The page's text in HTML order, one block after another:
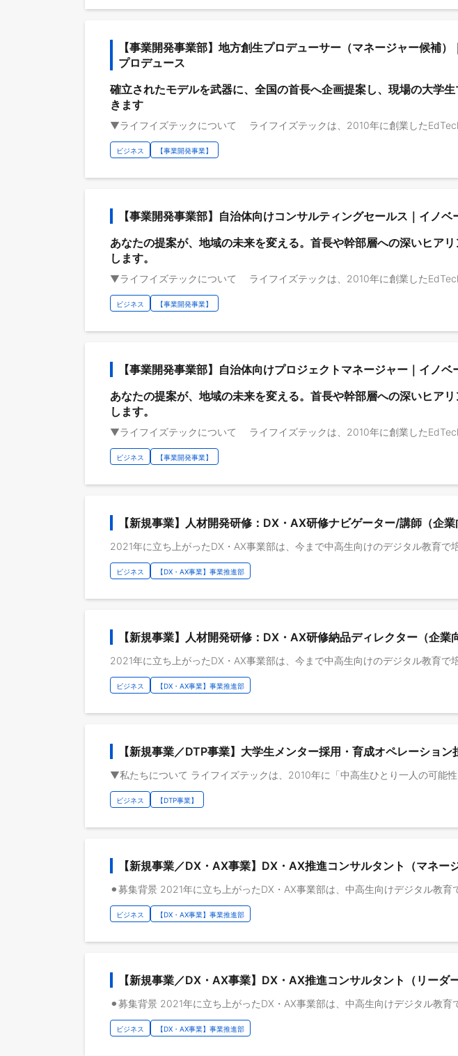
【事業開発事業部】地方創生プロデューサー（マネージャー候補
プロデュース
確立されたモデルを武器に、全国の首長へ企画提案し、現場の大学
きます
ビジネス 【事業開発事業】
【事業開発事業部】自治体向けコンサルティングセールス｜イノ
あなたの提案が、地域の未来を変える。首長や幹部層への深いヒア
します。
ビジネス 【事業開発事業】
【事業開発事業部】自治体向けプロジェクトマネージャー｜イノ
あなたの提案が、地域の未来を変える。首長や幹部層への深いヒア
します。
ビジネス 【事業開発事業】
【新規事業】人材開発研修：DX・AX研修ナビゲーター/講師（企業
ビジネス 【DX・AX事業】事業推進部
【新規事業】人材開発研修：DX・AX研修納品ディレクター（企業
ビジネス 【DX・AX事業】事業推進部
【新規事業／DTP事業】大学生メンター採用・育成オペレーショ
ビジネス 【DTP事業】
【新規事業／DX・AX事業】DX・AX推進コンサルタント（マネー
ビジネス 【DX・AX事業】事業推進部
【新規事業／DX・AX事業】DX・AX推進コンサルタント（リーダ
ビジネス 【DX・AX事業】事業推進部